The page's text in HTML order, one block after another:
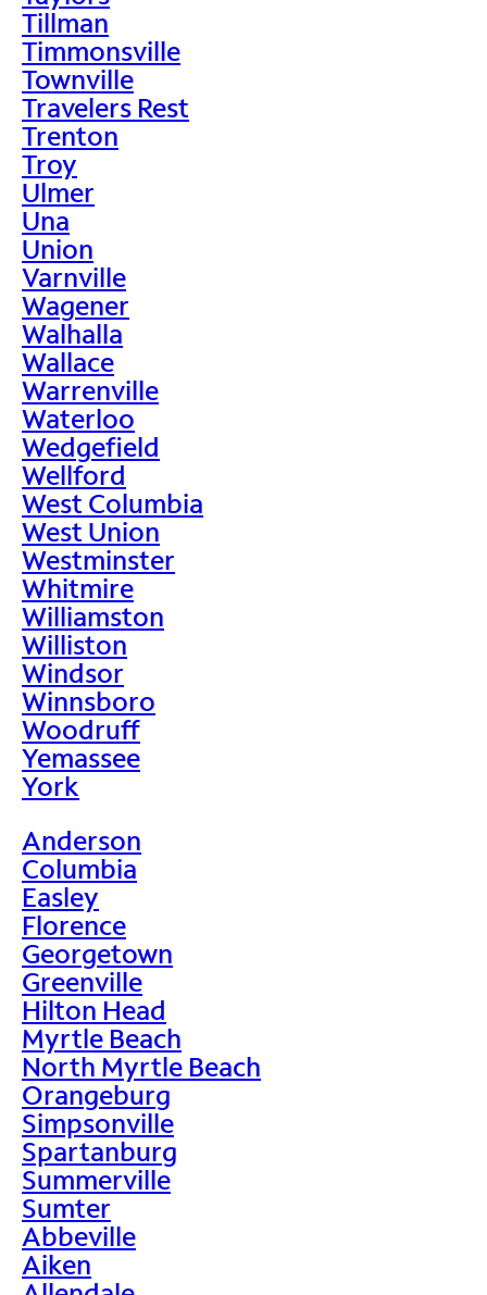
Tillman
Timmonsville
Townville
Travelers Rest
Trenton
Troy
Ulmer
Una
Union
Varnville
Wagener
Walhalla
Wallace
Warrenville
Waterloo
Wedgefield
Wellford
West Columbia
West Union
Westminster
Whitmire
Williamston
Williston
Windsor
Winnsboro
Woodruff
Yemassee
York
Anderson
Columbia
Easley
Florence
Georgetown
Greenville
Hilton Head
Myrtle Beach
North Myrtle Beach
Orangeburg
Simpsonville
Spartanburg
Summerville
Sumter
Abbeville
Aiken